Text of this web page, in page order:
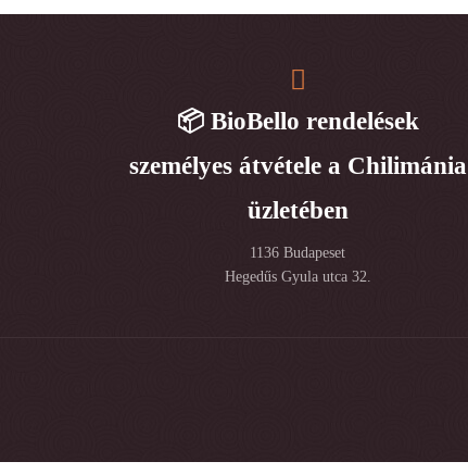
📦 BioBello rendelések
személyes átvétele a Chilimánia
üzletében
1136 Budapeset
Hegedűs Gyula utca 32.